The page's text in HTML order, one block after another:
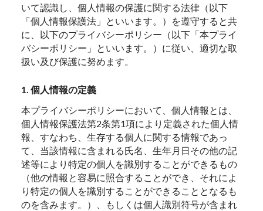
いて認識し、個人情報の保護に関する法律（以下
「個人情報保護法」といいます。）を遵守すると共
に、以下のプライバシーポリシー（以下「本プライ
バシーポリシー」といいます。）に従い、適切な取
扱い及び保護に努めます。
1. 個人情報の定義
本プライバシーポリシーにおいて、個人情報とは、
個人情報保護法第2条第1項により定義された個人情
報、すなわち、生存する個人に関する情報であっ
て、当該情報に含まれる氏名、生年月日その他の記
述等により特定の個人を識別することができるもの
（他の情報と容易に照合することができ、それによ
り特定の個人を識別することができることとなるも
のを含みます。）、もしくは個人識別符号が含まれ